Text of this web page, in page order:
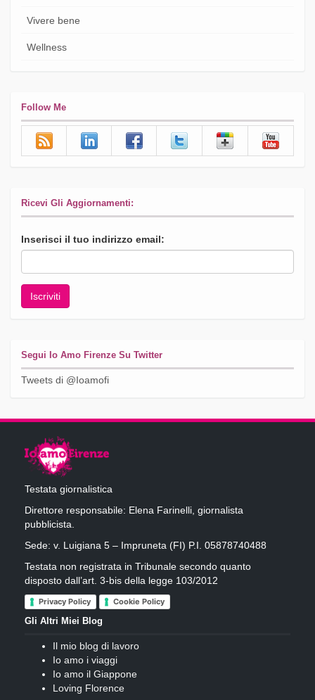
Vivere bene
Wellness
Follow Me
Ricevi Gli Aggiornamenti:
Inserisci il tuo indirizzo email:
Segui Io Amo Firenze Su Twitter
Tweets di @Ioamofi
Testata giornalistica
Direttore responsabile: Elena Farinelli, giornalista
pubblicista.
Sede: v. Luigiana 5 – Impruneta (FI) P.I. 05878740488
Testata non registrata in Tribunale secondo quanto
disposto dall’art. 3-bis della legge 103/2012
Privacy Policy Cookie Policy
Gli Altri Miei Blog
Il mio blog di lavoro
Io amo i viaggi
Io amo il Giappone
Loving Florence